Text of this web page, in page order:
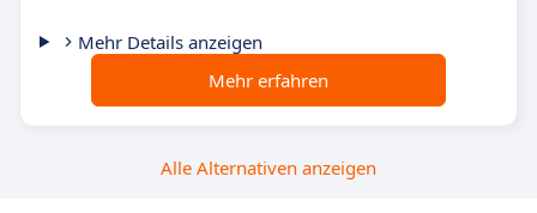
Mehr Details anzeigen
Mehr erfahren
Alle Alternativen anzeigen